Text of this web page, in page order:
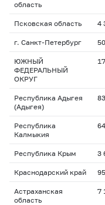
область
Псковская область 4
г. Санкт-Петербург
ЮЖНЫЙ
ФЕДЕРАЛЬНЫЙ
ОКРУГ
Республика Адыгея
(Адыгея)
Республика
Калмыкия
Республика Крым 3
Краснодарский край
Астраханская
область
7